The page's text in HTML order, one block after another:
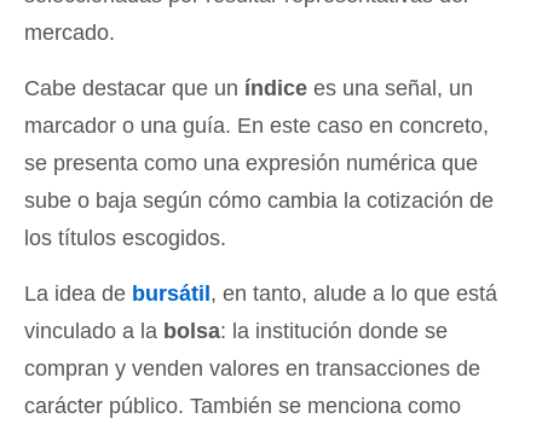
mercado.
Cabe destacar que un índice es una señal, un
marcador o una guía. En este caso en concreto,
se presenta como una expresión numérica que
sube o baja según cómo cambia la cotización de
los títulos escogidos.
La idea de bursátil , en tanto, alude a lo que está
vinculado a la bolsa: la institución donde se
compran y venden valores en transacciones de
carácter público. También se menciona como